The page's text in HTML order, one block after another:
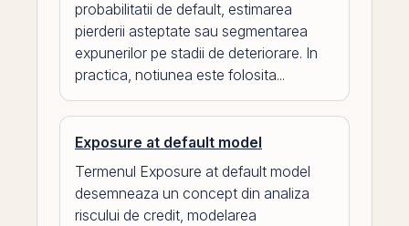
probabilitatii de default, estimarea
pierderii asteptate sau segmentarea
expunerilor pe stadii de deteriorare. In
practica, notiunea este folosita...
Exposure at default model
Termenul Exposure at default model
desemneaza un concept din analiza
riscului de credit, modelarea